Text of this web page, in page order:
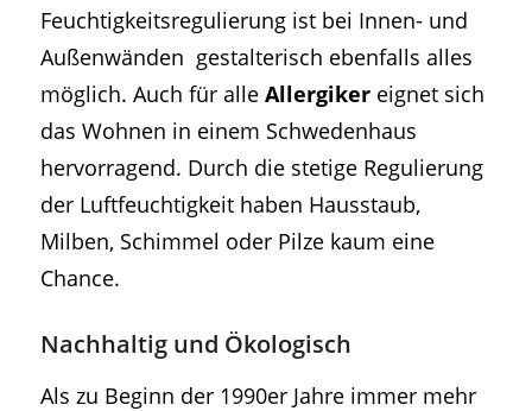
Feuchtigkeitsregulierung ist bei Innen- und
Außenwänden gestalterisch ebenfalls alles
möglich. Auch für alle Allergikereignet sich
das Wohnen in einem Schwedenhaus
hervorragend. Durch die stetige Regulierung
der Luftfeuchtigkeit haben Hausstaub,
Milben, Schimmel oder Pilze kaum eine
Chance.
Nachhaltig und Ökologisch
Als zu Beginn der 1990er Jahre immer mehr